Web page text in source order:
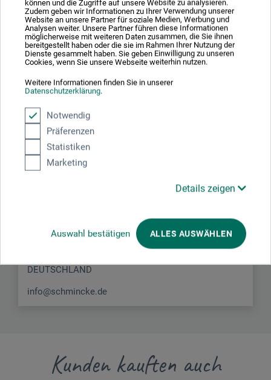
können und die Zugriffe auf unsere Website zu analysieren.
Zudem geben wir Informationen zu Ihrer Verwendung unserer
Website an unsere Partner für soziale Medien, Werbung und
Analysen weiter. Unsere Partner führen diese Informationen
möglicherweise mit weiteren Daten zusammen, die Sie ihnen
bereitgestellt haben oder die sie im Rahmen Ihrer Nutzung der
Dienste gesammelt haben. Sie geben Einwilligung zu unseren
Cookies, wenn Sie unsere Webseite weiterhin nutzen.
Weitere Informationen finden Sie in unserer
Datenschutzerklärung.
Notwendig
Präferenzen
Statistiken
Marketing
Details zeigen
Auswahl bestätigen ALLES AUSWÄHLEN
JETZT PRODUKT BEWERTEN
Hersteller-Kontakt
Hier finden Sie die Kontaktdaten des Herstellers zu
DEUTSCHLAND
info@schmincke.de
Kunden kauften auch